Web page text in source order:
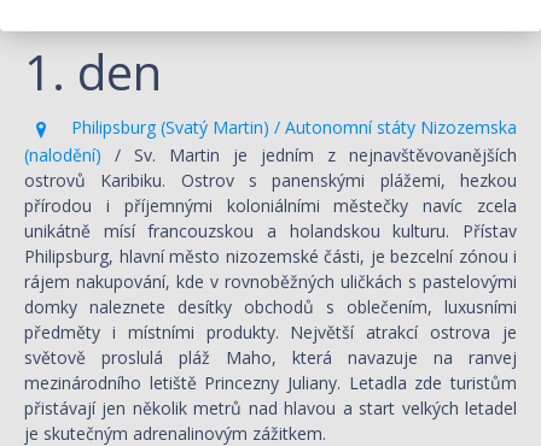
1. den
Philipsburg (Svatý Martin) / Autonomní státy Nizozemska
(nalodění) / Sv. Martin je jedním z nejnavštěvovanějších
ostrovů Karibiku. Ostrov s panenskými plážemi, hezkou
přírodou i příjemnými koloniálními městečky navíc zcela
unikátně mísí francouzskou a holandskou kulturu. Přístav
Philipsburg, hlavní město nizozemské části, je bezcelní zónou i
rájem nakupování, kde v rovnoběžných uličkách s pastelovými
domky naleznete desítky obchodů s oblečením, luxusními
předměty i místními produkty. Největší atrakcí ostrova je
světově proslulá pláž Maho, která navazuje na ranvej
mezinárodního letiště Princezny Juliany. Letadla zde turistům
přistávají jen několik metrů nad hlavou a start velkých letadel
je skutečným adrenalinovým zážitkem.